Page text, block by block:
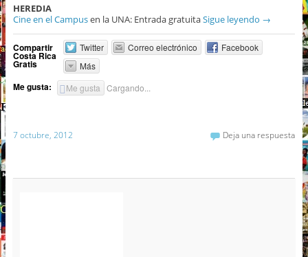
HEREDIA
Cine en el Campusen la UNA: Entrada gratuitaSigue leyendo →
Compartir
Costa Rica
Gratis
Twitter Correo electrónico
Facebook
Más
Me gusta: Me gusta Cargando...
7 octubre, 2012 Deja una respuesta